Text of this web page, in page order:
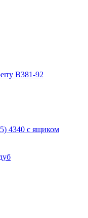
B381-92
4340 с ящиком